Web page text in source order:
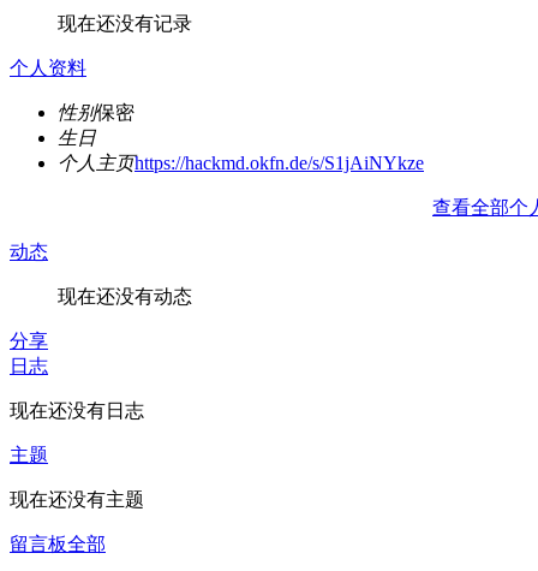
现在还没有记录
个人资料
性别保密
生日
个人主页https://hackmd.okfn.de/s/S1jAiNYkze
查看全部个
动态
现在还没有动态
分享
日志
现在还没有日志
主题
现在还没有主题
留言板全部